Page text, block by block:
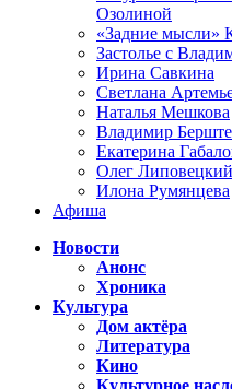
Озолиной
«Задние мысли»
Застолье с
Ирина Савкина
Светлана
Наталья Мешкова
Владимир
Екатерина
Олег Липовецкий
Илона Румянцева
Афиша
Новости
Анонс
Хроника
Культура
Дом актёра
Литература
Кино